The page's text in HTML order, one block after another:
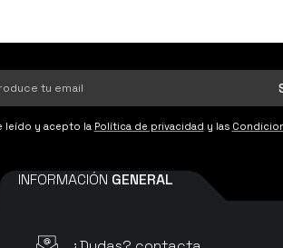
leído y acepto la Política de privacidad y las
INFORMACIÓN GENERAL